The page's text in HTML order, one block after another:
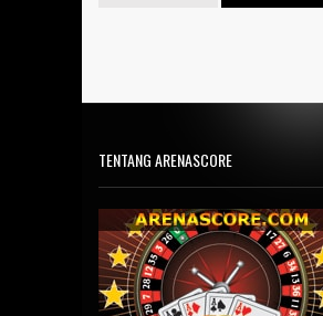
TENTANG ARENASCORE